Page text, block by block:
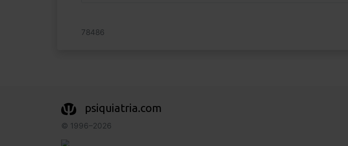
78486
psiquiatria.com
© 1996–2026